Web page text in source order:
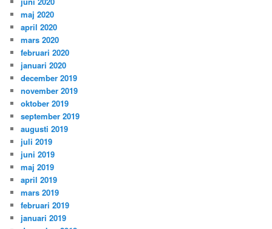
maj 2020
april 2020
mars 2020
februari 2020
januari 2020
december 2019
november 2019
oktober 2019
september 2019
augusti 2019
juli 2019
juni 2019
maj 2019
april 2019
mars 2019
februari 2019
januari 2019